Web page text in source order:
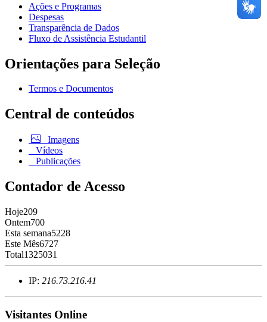
Ações e Programas
Despesas
Transparência de Dados
Fluxo de Assistência Estudantil
Orientações para Seleção
Termos e Documentos
Central de conteúdos
Imagens
Vídeos
Publicações
Contador de Acesso
Hoje209
Ontem700
Esta semana5228
Este Mês6727
Total1325031
IP: 216.73.216.41
Visitantes Online